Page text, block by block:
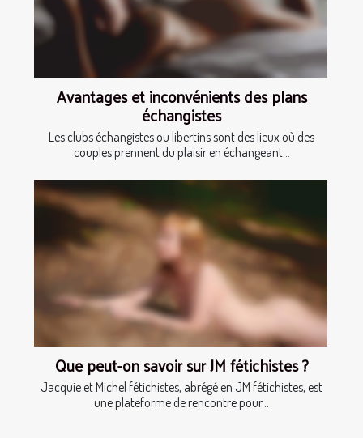
Avantages et inconvénients des plans
échangistes
Les clubs échangistes ou libertins sont des lieux où des
couples prennent du plaisir en échangeant...
Que peut-on savoir sur JM fétichistes ?
Jacquie et Michel fétichistes, abrégé en JM fétichistes, est
une plateforme de rencontre pour...